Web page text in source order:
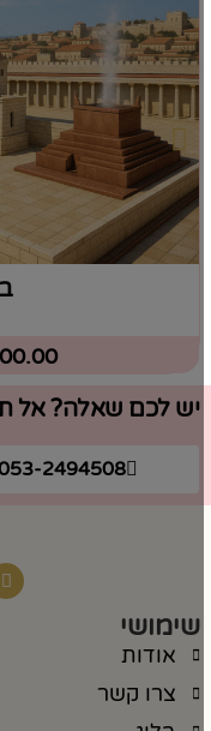
יש לכם שאלה? אל
053-2494508
שימושי
אודות
צרו קשר